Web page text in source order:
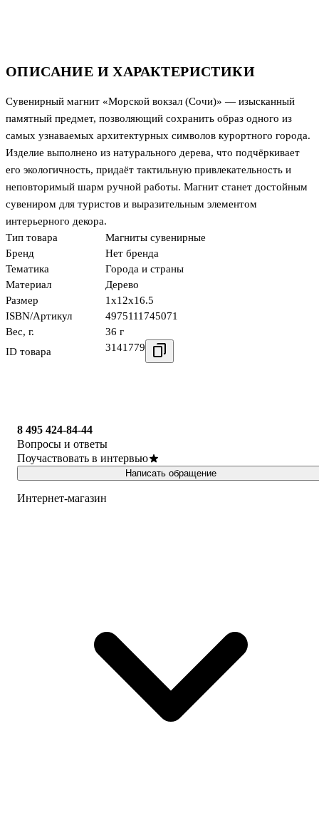
ОПИСАНИЕ И ХАРАКТЕРИСТИКИ
Сувенирный магнит «Морской вокзал (Сочи)» — изысканный
памятный предмет, позволяющий сохранить образ одного из
самых узнаваемых архитектурных символов курортного города.
Изделие выполнено из натурального дерева, что подчёркивает
его экологичность, придаёт тактильную привлекательность и
неповторимый шарм ручной работы. Магнит станет достойным
сувениром для туристов и выразительным элементом
интерьерного декора.
Тип товара
Магниты сувенирные
Бренд
Нет бренда
Тематика
Города и страны
Материал
Дерево
Размер
1x12x16.5
ISBN/Артикул
4975111745071
Вес, г.
36 г
ID товара
3141779
8 495 424-84-44
Вопросы и ответы
Поучаствовать в интервью
Написать обращение
Интернет-магазин